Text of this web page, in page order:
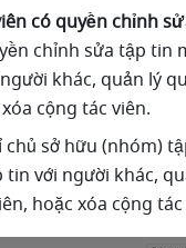
có quyền chỉnh
chỉnh sửa tập tin
khác, quản lý
cộng tác viên.
chủ sở hữu (nhóm)
tin với người khác,
hoặc xóa cộng